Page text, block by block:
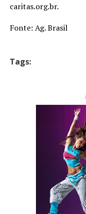
caritas.org.br.
Fonte: Ag. Brasil
Tags: